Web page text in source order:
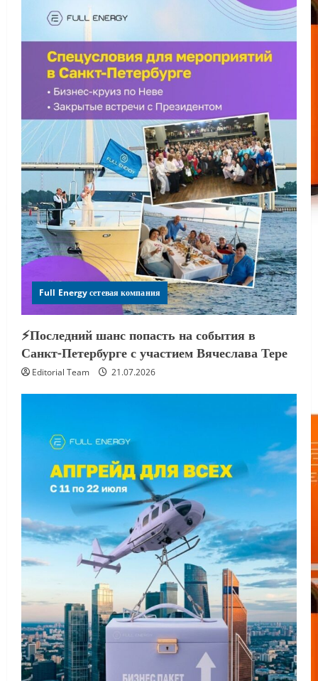
Full Energy сетевая компания
⚡️Последний шанс попасть на события в
Санкт-Петербурге с участием Вячеслава Тере
Editorial Team 21.07.2026